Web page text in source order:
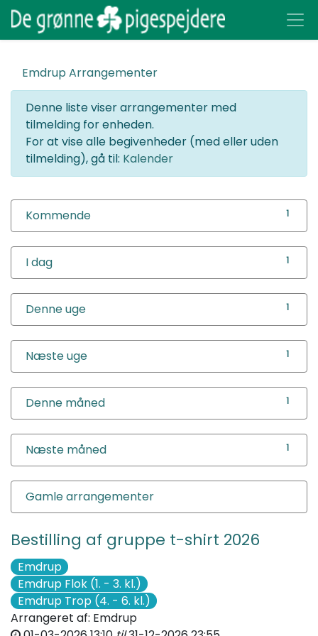
EmdrupArrangementer
Denne liste viser arrangementer med
tilmelding for enheden.
For at vise alle begivenheder (med eller uden
tilmelding), gå til: Kalender
Kommende 1
I dag 1
Denne uge 1
Næste uge 1
Denne måned 1
Næste måned 1
Gamle arrangementer
Bestilling af gruppe t-shirt 2026
Emdrup
Emdrup Flok (1. - 3. kl.)
Emdrup Trop (4. - 6. kl.)
Arrangeret af: Emdrup